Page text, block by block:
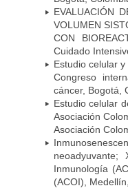
EVALUACIÓN
VOLUMEN
CON
Cuidado
Estudio celular
Congreso
cáncer, Bogotá,
Estudio celular
Asociación
Asociación
Inmunología
(ACOI),